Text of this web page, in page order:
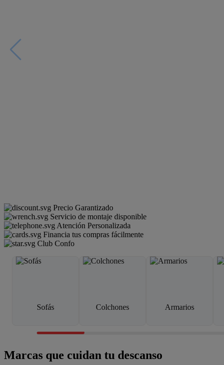
Precio Garantizado
Servicio de montaje disponible
Atención Personalizada
Financia tus compras fácilmente
Club Confo
Sofás Colchones Armarios
Marcas que cuidan tu descanso